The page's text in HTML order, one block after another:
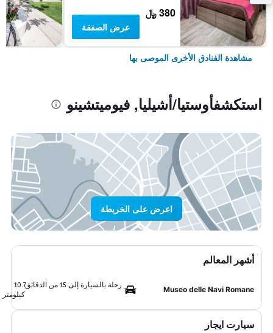
380 ﷼
عرض الصفقة
مشاهدة الفنادق الأخرى الموصى بها
استكشفأوستيا/أشيليا, فيوميتشينو
اعرض على الخريطة
أشهر المعالم
Museo delle Navi Romane
رحلة بالسيارة إلى 15 من الدقائق
10.7
كيلومتر
سيارت ايجار